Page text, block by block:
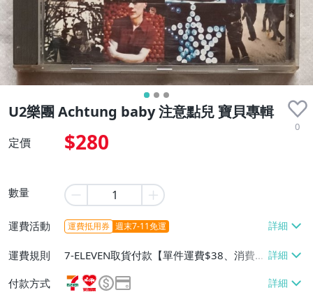
U2樂團 Achtung baby 注意點兒 寶貝專輯
0
定價 $280
數量
運費活動 運費抵用券 週末7-11免運
運費規則
7-ELEVEN取貨付款【單件運費$38、消費滿
$700免運費】、7-ELEVEN取貨不付款【單
件運費$38、消費滿$700免運費】、萊爾富
付款方式